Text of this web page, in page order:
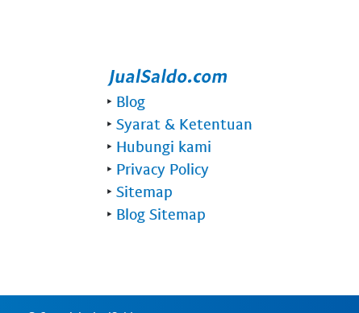
‣ Blog
‣ Syarat & Ketentuan
‣ Hubungi kami
‣ Privacy Policy
‣ Sitemap
‣ Blog Sitemap